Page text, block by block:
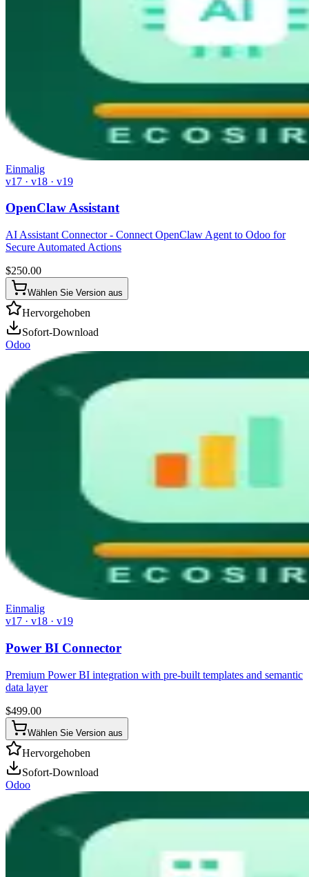
Einmalig
v17 · v18 · v19
OpenClaw Assistant
AI Assistant Connector - Connect OpenClaw Agent to Odoo for
Secure Automated Actions
$250.00
Wählen Sie Version aus
Hervorgehoben
Sofort-Download
Odoo
Einmalig
v17 · v18 · v19
Power BI Connector
Premium Power BI integration with pre-built templates and semantic
data layer
$499.00
Wählen Sie Version aus
Hervorgehoben
Sofort-Download
Odoo